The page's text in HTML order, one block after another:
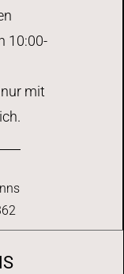
10:00-
mit